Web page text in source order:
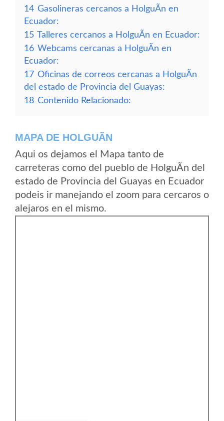
14 Gasolineras cercanos a HolguÃ­n en
Ecuador:
15 Talleres cercanos a HolguÃ­n en Ecuador:
16 Webcams cercanas a HolguÃ­n en
Ecuador:
17 Oficinas de correos cercanas a HolguÃ­n
del estado de Provincia del Guayas:
18 Contenido Relacionado:
MAPA DE HOLGUÃ­N
Aqui os dejamos el Mapa tanto de
carreteras como del pueblo de HolguÃ­n del
estado de Provincia del Guayas en Ecuador
podeis ir manejando el zoom para cercaros o
alejaros en el mismo.